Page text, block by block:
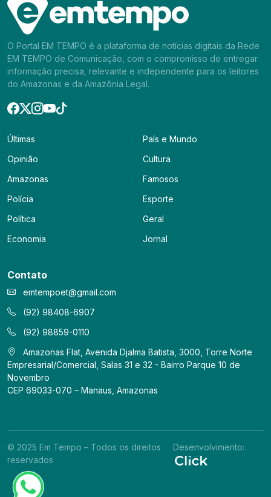
O Portal EM TEMPO é a plataforma de notícias digitais da Rede
EM TEMPO de Comunicação, com o compromisso de entregar
informação precisa, relevante e independente para os leitores
do Amazonas e da Amazônia Legal.
Últimas
Opinião
Amazonas
Polícia
Política
Economia
País e Mundo
Cultura
Famosos
Esporte
Geral
Jornal
Contato
emtempoet@gmail.com
(92) 98408-6907
(92) 98859-0110
Amazonas Flat, Avenida Djalma Batista, 3000, Torre Norte
Empresarial/Comercial, Salas 31 e 32 - Bairro Parque 10 de
Novembro
CEP 69033-070 – Manaus, Amazonas
© 2025 Em Tempo – Todos os direitos
reservados
Desenvolvimento: